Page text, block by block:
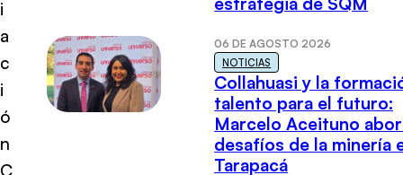
i
a
c
i
ó
n
C
06 DE AGOSTO 2026
NOTICIAS
Collahuasi y la
talento para el futuro:
Marcelo Aceituno
desafíos de la minería
Tarapacá